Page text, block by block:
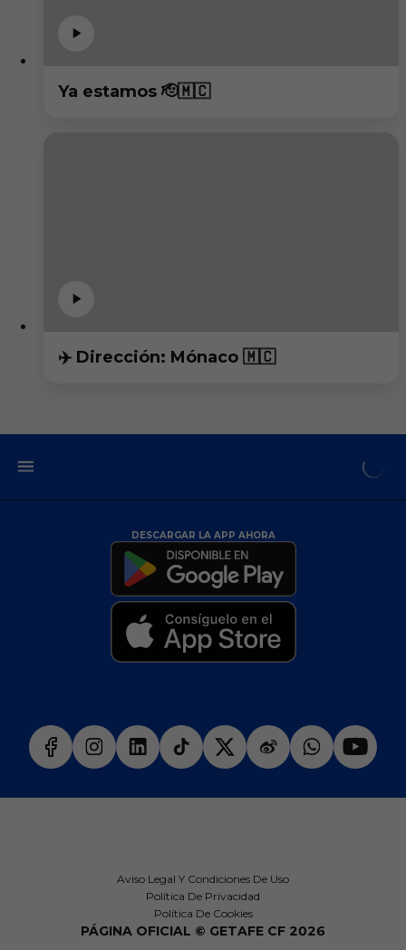
Ya estamos 🫡🇲🇨
✈️ Dirección: Mónaco 🇲🇨
DESCARGAR LA APP AHORA
Aviso Legal Y Condiciones De Uso
Política De Privacidad
Política De Cookies
PÁGINA OFICIAL © GETAFE CF 2026